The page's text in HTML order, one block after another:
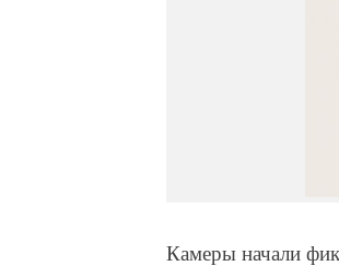
Камеры начали